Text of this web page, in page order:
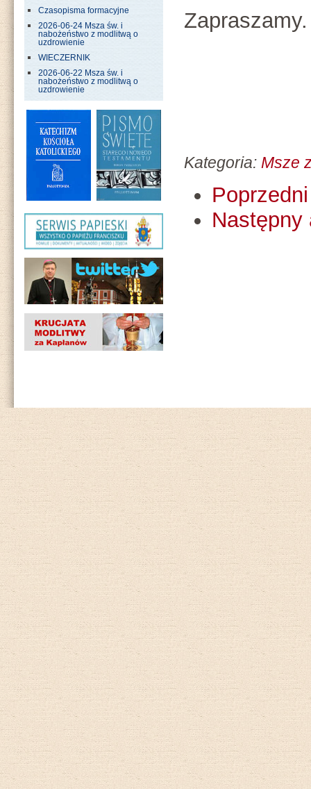
Czasopisma formacyjne
2026-06-24 Msza św. i
nabożeństwo z modlitwą o
uzdrowienie
WIECZERNIK
2026-06-22 Msza św. i
nabożeństwo z modlitwą o
uzdrowienie
Zapraszamy.
Kategoria: Msze
Następny